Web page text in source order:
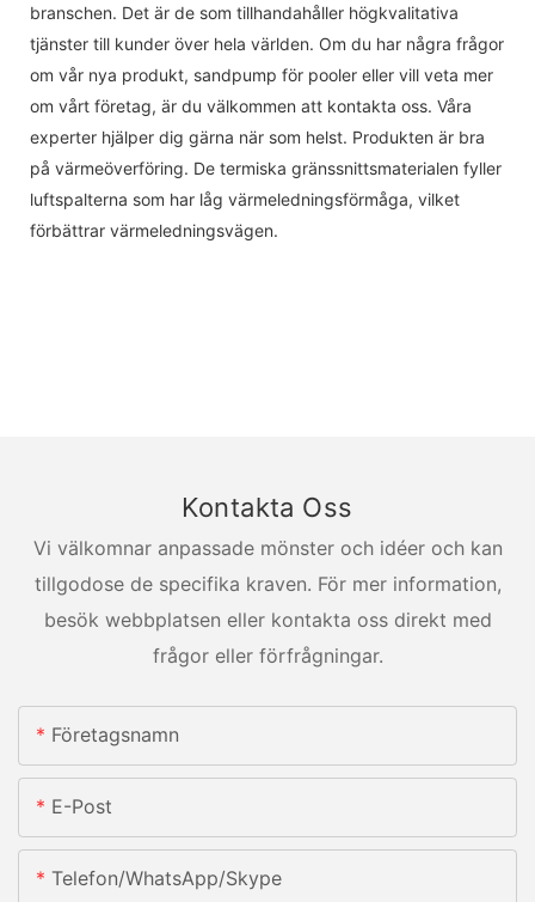
branschen. Det är de som tillhandahåller högkvalitativa
tjänster till kunder över hela världen. Om du har några frågor
om vår nya produkt, sandpump för pooler eller vill veta mer
om vårt företag, är du välkommen att kontakta oss. Våra
experter hjälper dig gärna när som helst. Produkten är bra
på värmeöverföring. De termiska gränssnittsmaterialen fyller
luftspalterna som har låg värmeledningsförmåga, vilket
förbättrar värmeledningsvägen.
Kontakta Oss
Vi välkomnar anpassade mönster och idéer och kan
tillgodose de specifika kraven. För mer information,
besök webbplatsen eller kontakta oss direkt med
frågor eller förfrågningar.
Företagsnamn
E-Post
Telefon/whatsApp/skype